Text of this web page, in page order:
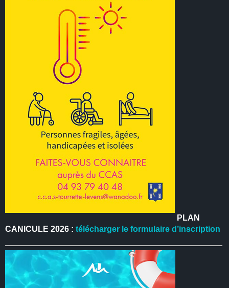
PLAN
CANICULE 2026 :télécharger le formulaire d’inscription